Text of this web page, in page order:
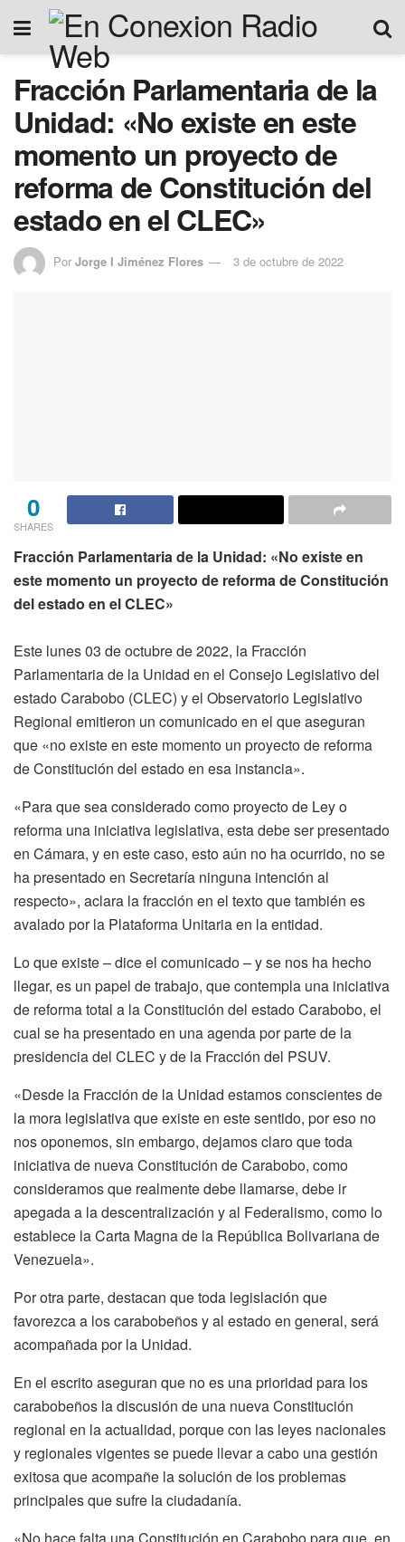
Fracción Parlamentaria de la
Unidad: «No existe en este
momento un proyecto de
reforma de Constitución del
estado en el CLEC»
Por Jorge I Jiménez Flores 3 de octubre de 2022
0
SHARES
Fracción Parlamentaria de la Unidad: «No existe en
este momento un proyecto de reforma de Constitución
del estado en el CLEC»
Este lunes 03 de octubre de 2022, la Fracción
Parlamentaria de la Unidad en el Consejo Legislativo del
estado Carabobo (CLEC) y el Observatorio Legislativo
Regional emitieron un comunicado en el que aseguran
que «no existe en este momento un proyecto de reforma
de Constitución del estado en esa instancia».
«Para que sea considerado como proyecto de Ley o
reforma una iniciativa legislativa, esta debe ser presentado
en Cámara, y en este caso, esto aún no ha ocurrido, no se
ha presentado en Secretaría ninguna intención al
respecto», aclara la fracción en el texto que también es
avalado por la Plataforma Unitaria en la entidad.
Lo que existe – dice el comunicado – y se nos ha hecho
llegar, es un papel de trabajo, que contempla una iniciativa
de reforma total a la Constitución del estado Carabobo, el
cual se ha presentado en una agenda por parte de la
presidencia del CLEC y de la Fracción del PSUV.
«Desde la Fracción de la Unidad estamos conscientes de
la mora legislativa que existe en este sentido, por eso no
nos oponemos, sin embargo, dejamos claro que toda
iniciativa de nueva Constitución de Carabobo, como
consideramos que realmente debe llamarse, debe ir
apegada a la descentralización y al Federalismo, como lo
establece la Carta Magna de la República Bolivariana de
Venezuela».
Por otra parte, destacan que toda legislación que
favorezca a los carabobeños y al estado en general, será
acompañada por la Unidad.
En el escrito aseguran que no es una prioridad para los
carabobeños la discusión de una nueva Constitución
regional en la actualidad, porque con las leyes nacionales
y regionales vigentes se puede llevar a cabo una gestión
exitosa que acompañe la solución de los problemas
principales que sufre la ciudadanía.
«No hace falta una Constitución en Carabobo para que, en